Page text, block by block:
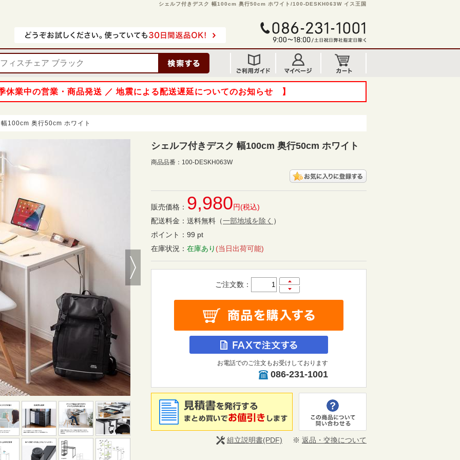
シェルフ付きデスク 幅100cm 奥行50cm ホワイト/100-DESKH063W イス王国
業中の営業・商品発送 ／ 地震による配送遅延についてのお知らせ 】
100cm 奥行50cm ホワイト
Next
シェルフ付きデスク 幅100cm 奥行50cm ホワイト
商品品番： 100-DESKH063W
販売価格： 9,980円(税込)
配送料金： 送料無料 （一部地域を除く ）
ポイント： 99 pt
在庫状況： 在庫あり (当日出荷可能)
ご注文数：
お電話でのご注文もお受けしております
086-231-1001
組立説明書(PDF) ※ 返品・交換について